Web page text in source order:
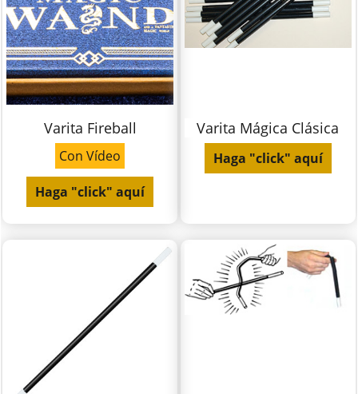
Varita Fireball
Con Vídeo
Haga "click" aquí
Varita Mágica Clásica
Haga "click" aquí